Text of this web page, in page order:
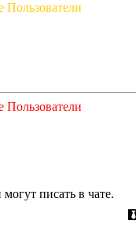
Пользователи
Пользователи
писать в чате.